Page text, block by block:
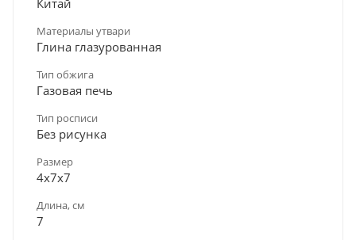
Материалы утвари
Глина глазурованная
Тип обжига
Газовая печь
Тип росписи
Без рисунка
Размер
4х7х7
Длина, см
7